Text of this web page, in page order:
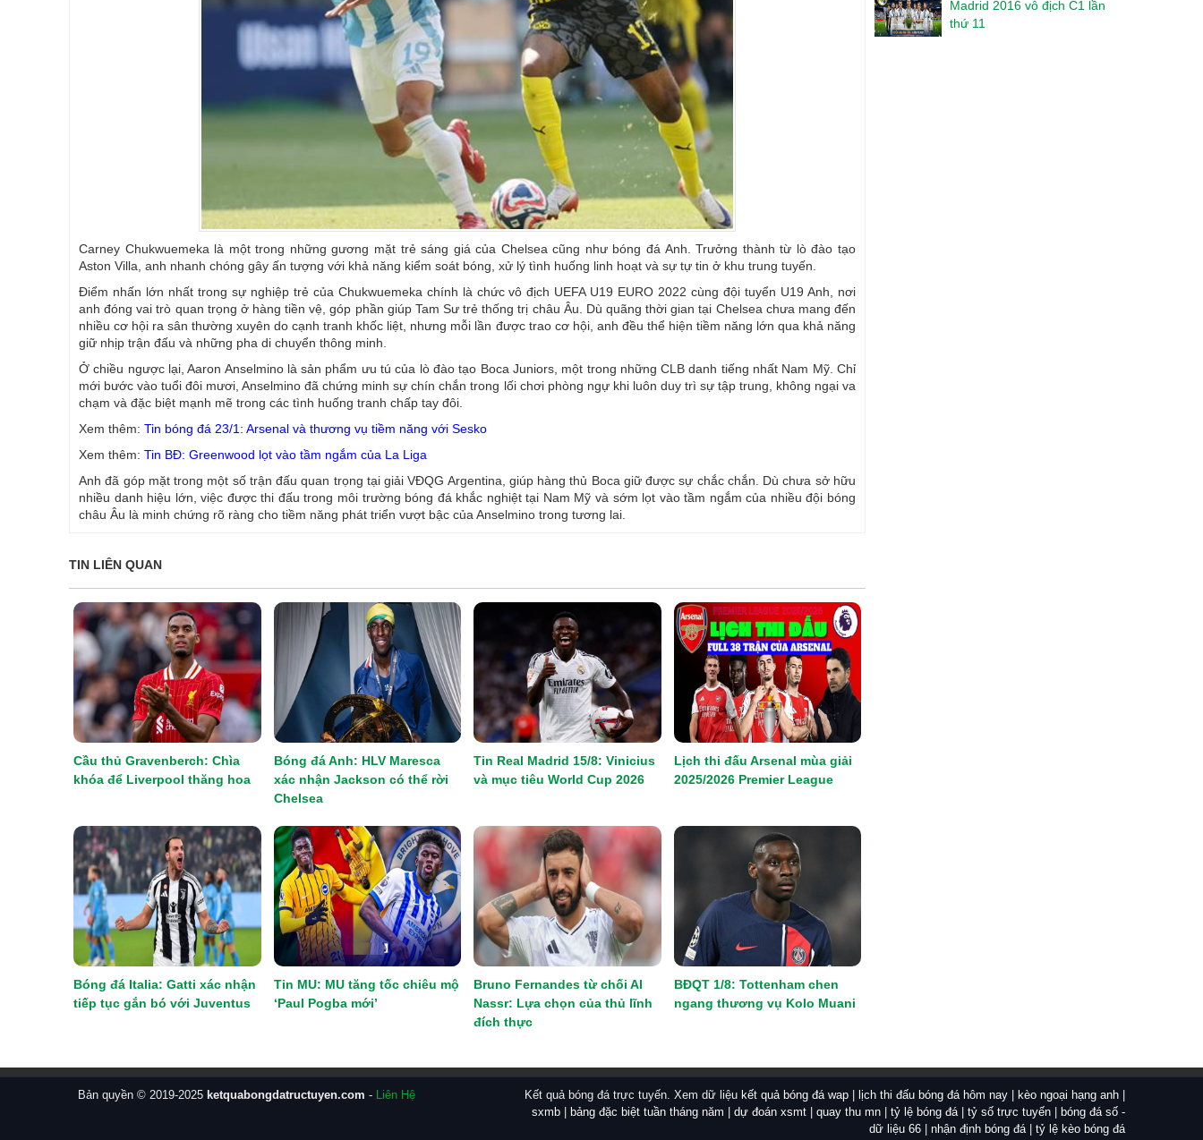
Carney Chukwuemeka là một trong những gương mặt trẻ sáng giá của Chelsea cũng như bóng đá Anh. Trưởng thành từ lò đào tạo
Aston Villa, anh nhanh chóng gây ấn tượng với khả năng kiểm soát bóng, xử lý tình huống linh hoạt và sự tự tin ở khu trung tuyến.
Điểm nhấn lớn nhất trong sự nghiệp trẻ của Chukwuemeka chính là chức vô địch UEFA U19 EURO 2022 cùng đội tuyển U19 Anh, nơi
anh đóng vai trò quan trọng ở hàng tiền vệ, góp phần giúp Tam Sư trẻ thống trị châu Âu. Dù quãng thời gian tại Chelsea chưa mang đến
nhiều cơ hội ra sân thường xuyên do cạnh tranh khốc liệt, nhưng mỗi lần được trao cơ hội, anh đều thể hiện tiềm năng lớn qua khả năng
giữ nhịp trận đấu và những pha di chuyển thông minh.
Ở chiều ngược lại, Aaron Anselmino là sản phẩm ưu tú của lò đào tạo Boca Juniors, một trong những CLB danh tiếng nhất Nam Mỹ. Chỉ
mới bước vào tuổi đôi mươi, Anselmino đã chứng minh sự chín chắn trong lối chơi phòng ngự khi luôn duy trì sự tập trung, không ngại va
chạm và đặc biệt mạnh mẽ trong các tình huống tranh chấp tay đôi.
Xem thêm: Tin bóng đá 23/1: Arsenal và thương vụ tiềm năng với Sesko
Xem thêm: Tin BĐ: Greenwood lọt vào tầm ngắm của La Liga
Anh đã góp mặt trong một số trận đấu quan trọng tại giải VĐQG Argentina, giúp hàng thủ Boca giữ được sự chắc chắn. Dù chưa sở hữu
nhiều danh hiệu lớn, việc được thi đấu trong môi trường bóng đá khắc nghiệt tại Nam Mỹ và sớm lọt vào tầm ngắm của nhiều đội bóng
châu Âu là minh chứng rõ ràng cho tiềm năng phát triển vượt bậc của Anselmino trong tương lai.
TIN LIÊN QUAN
Cầu thủ Gravenberch: Chìa
khóa để Liverpool thăng hoa
Bóng đá Anh: HLV Maresca
xác nhận Jackson có thể rời
Chelsea
Tin Real Madrid 15/8: Vinicius
và mục tiêu World Cup 2026
Lịch thi đấu Arsenal mùa giải
2025/2026 Premier League
Bóng đá Italia: Gatti xác nhận
tiếp tục gắn bó với Juventus
Tin MU: MU tăng tốc chiêu mộ
‘Paul Pogba mới’
Bruno Fernandes từ chối Al
Nassr: Lựa chọn của thủ lĩnh
đích thực
BĐQT 1/8: Tottenham chen
ngang thương vụ Kolo Muani
Madrid 2016 vô địch C1 lần
thứ 11
Bản quyền © 2019-2025 ketquabongdatructuyen.com - Liên Hệ Kết quả bóng đá trực tuyến. Xem dữ liệu kết quả bóng đá wap| lịch thi đấu bóng đá hôm nay| kèo ngoại hạng anh|
sxmb| bảng đặc biệt tuần tháng năm dự đoán xsmt| quay thu mn| tỷ lệ bóng đá| tỷ số trực tuyến|
bóng đá số -
dữ liệu 66| nhận định bóng đá| tỷ lệ kèo bóng đá